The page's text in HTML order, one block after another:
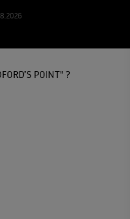
POINT" ?